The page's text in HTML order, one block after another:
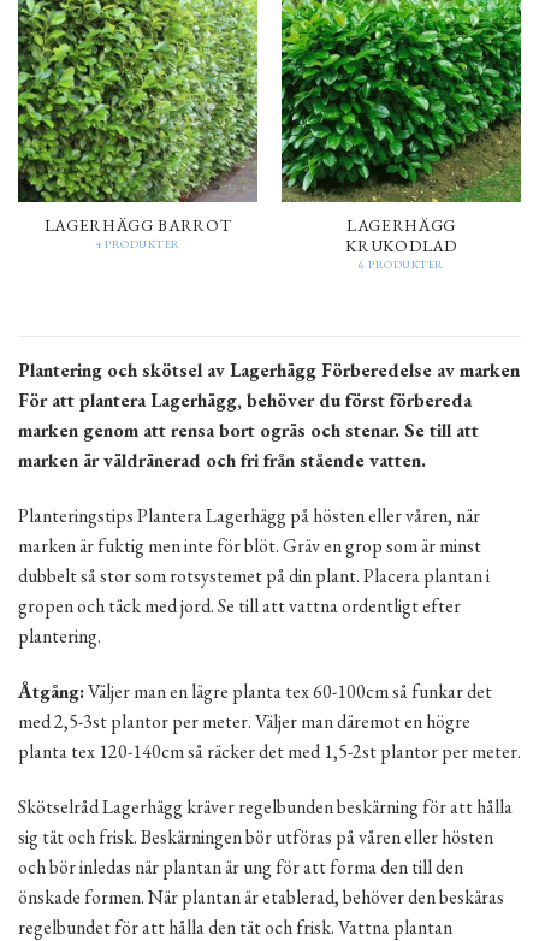
LAGERHÄGG BARROT
4 PRODUKTER
LAGERHÄGG
KRUKODLAD
6 PRODUKTER
Plantering och skötsel av Lagerhägg Förberedelse av marken
För att plantera Lagerhägg, behöver du först förbereda
marken genom att rensa bort ogräs och stenar. Se till att
marken är väldränerad och fri från stående vatten.
Planteringstips Plantera Lagerhägg på hösten eller våren, när
marken är fuktig men inte för blöt. Gräv en grop som är minst
dubbelt så stor som rotsystemet på din plant. Placera plantan i
gropen och täck med jord. Se till att vattna ordentligt efter
plantering.
Åtgång:Väljer man en lägre planta tex 60-100cm så funkar det
med 2,5-3st plantor per meter. Väljer man däremot en högre
planta tex 120-140cm så räcker det med 1,5-2st plantor per meter.
Skötselråd Lagerhägg kräver regelbunden beskärning för att hålla
sig tät och frisk. Beskärningen bör utföras på våren eller hösten
och bör inledas när plantan är ung för att forma den till den
önskade formen. När plantan är etablerad, behöver den beskäras
regelbundet för att hålla den tät och frisk. Vattna plantan